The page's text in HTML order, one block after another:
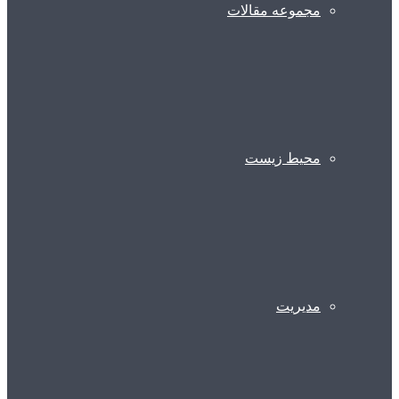
مجموعه مقالات
محیط زیست
مدیریت